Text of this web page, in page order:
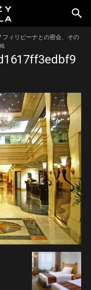
フィリピーナとの密会、その